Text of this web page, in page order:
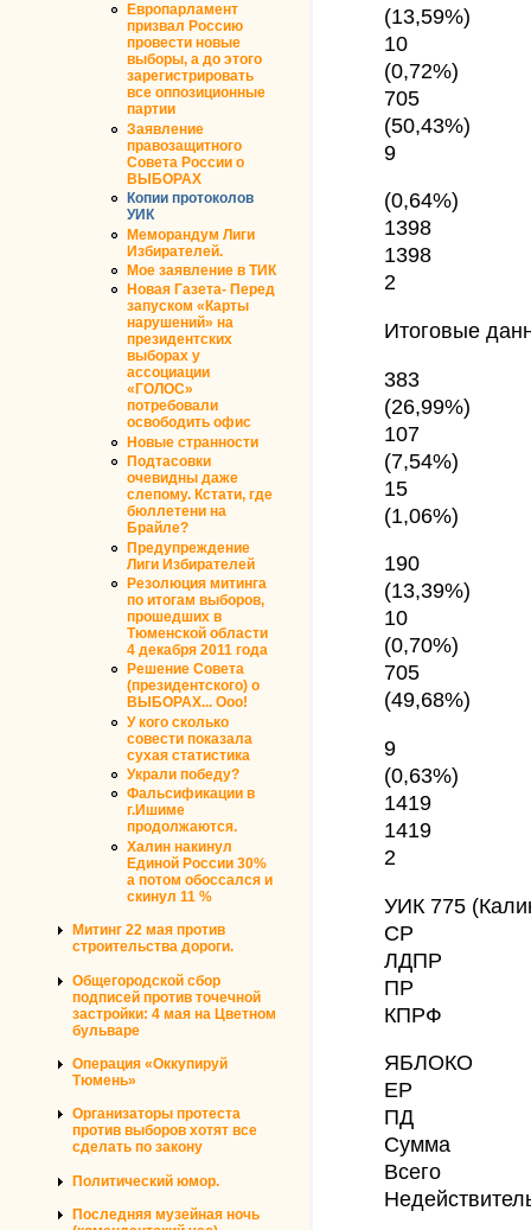
Европарламент
призвал Россию
провести новые
выборы, а до этого
зарегистрировать
все оппозиционные
партии
Заявление
правозащитного
Совета России о
ВЫБОРАХ
Копии протоколов
УИК
Меморандум Лиги
Избирателей.
Мое заявление в ТИК
Новая Газета- Перед
запуском «Карты
нарушений» на
президентских
выборах у
ассоциации
«ГОЛОС»
потребовали
освободить офис
Новые странности
Подтасовки
очевидны даже
слепому. Кстати, где
бюллетени на
Брайле?
Предупреждение
Лиги Избирателей
Резолюция митинга
по итогам выборов,
прошедших в
Тюменской области
4 декабря 2011 года
Решение Совета
(президентского) о
ВЫБОРАХ... Ооо!
У кого сколько
совести показала
сухая статистика
Украли победу?
Фальсификации в
г.Ишиме
продолжаются.
Халин накинул
Единой России 30%
а потом обоссался и
скинул 11 %
Митинг 22 мая против
строительства дороги.
Общегородской сбор
подписей против точечной
застройки: 4 мая на Цветном
бульваре
Операция «Оккупируй
Тюмень»
Организаторы протеста
против выборов хотят все
сделать по закону
Политический юмор.
Последняя музейная ночь
(13,59%)
10
(0,72%)
705
(50,43%)
9
(0,64%)
1398
1398
2
Итоговые
383
(26,99%)
107
(7,54%)
15
(1,06%)
190
(13,39%)
10
(0,70%)
705
(49,68%)
9
(0,63%)
1419
1419
2
УИК 775
СР
ЛДПР
ПР
КПРФ
ЯБЛОКО
ЕР
ПД
Сумма
Всего